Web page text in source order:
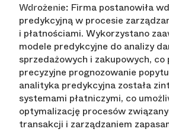
Wdrożenie: Firma postanowiła
predykcyjną w procesie
i płatnościami. Wykorzystano
modele predykcyjne do analizy
sprzedażowych i zakupowych, co
precyzyjne prognozowanie
analityka predykcyjna została
systemami płatniczymi, co
optymalizację procesów
transakcji i zarządzaniem